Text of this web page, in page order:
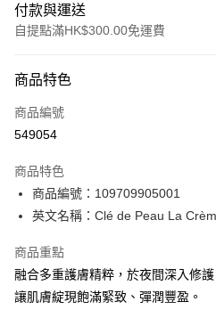
付款與運送
自提點滿HK$300.00免運費
信用卡
Apple Pay
PayMe
WeChat Pay
BoC Pay
送貨方式
商品特色
商品編號
549054
商品特色
商品編號：109709905001
英文名稱：Clé de Peau La
商品重點
融合多重護膚精粹，於夜間深入修
讓肌膚綻現飽滿緊致、彈潤豐盈。